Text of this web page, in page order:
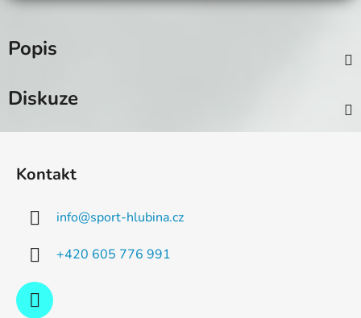
Popis
Diskuze
Kontakt
info@sport-hlubina.cz
+420 605 776 991